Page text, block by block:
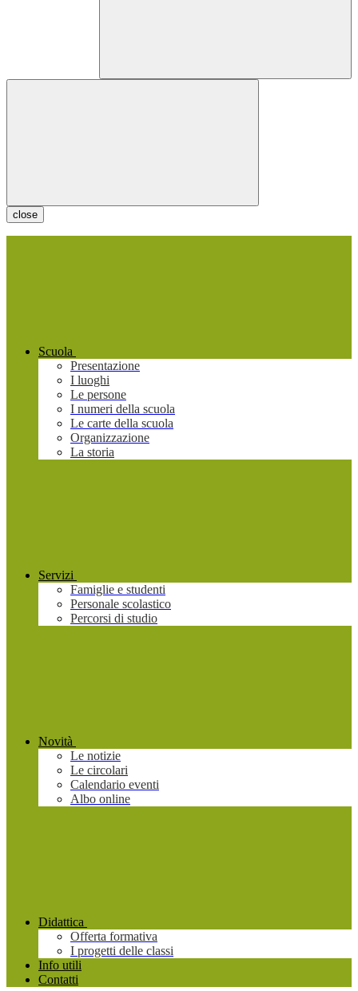
close
Scuola
Presentazione
I luoghi
Le persone
I numeri della scuola
Le carte della scuola
Organizzazione
La storia
Servizi
Famiglie e studenti
Personale scolastico
Percorsi di studio
Novità
Le notizie
Le circolari
Calendario eventi
Albo online
Didattica
Offerta formativa
I progetti delle classi
Info utili
Contatti